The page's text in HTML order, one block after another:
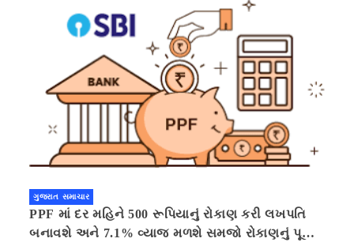
ગુજરાત સમાચાર
PPF માં દર મહિને 500 રૂપિયાનું રોકાણ કરી લખપતિ
બનાવશે અને 7.1% વ્યાજ મળશે સમજો રોકાણનું પૂરું